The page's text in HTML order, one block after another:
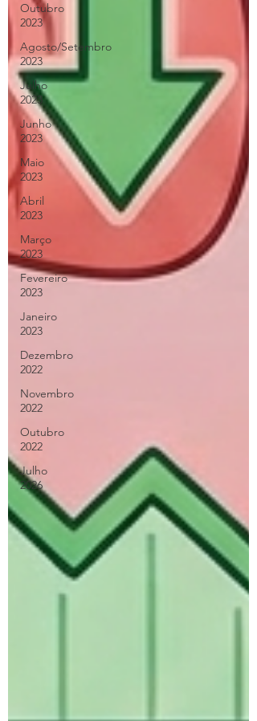
Outubro
2023
Agosto/Setembro
2023
Julho
2023
Junho
2023
Maio
2023
Abril
2023
Março
2023
Fevereiro
2023
Janeiro
2023
Dezembro
2022
Novembro
2022
Outubro
2022
Julho
2026